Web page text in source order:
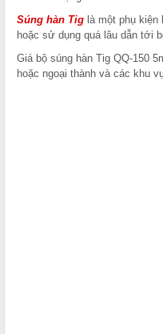
Súng hàn Tig là một phụ
hoặc sử dụng quá lâu dẫn tới
Giá bộ súng hàn Tig QQ-150
hoặc ngoại thành và các khu